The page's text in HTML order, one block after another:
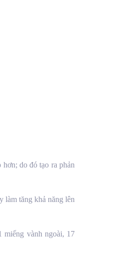
do đó tạo ra phản
làm tăng khả năng lên
miếng vành ngoài, 17